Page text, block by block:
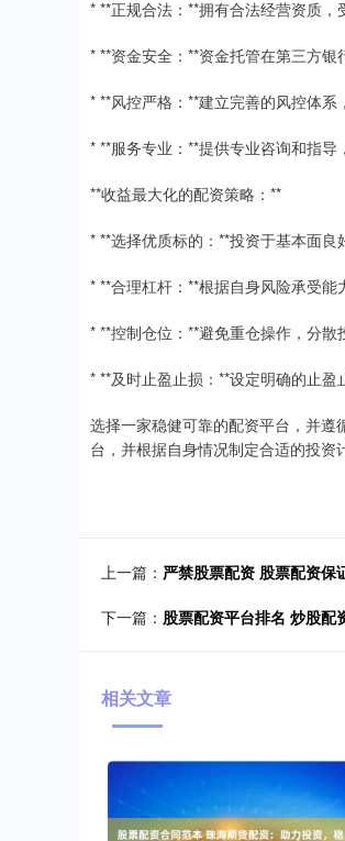
* **正规合法：**拥有合法经营资质，
* **资金安全：**资金托管在第三方银
* **风控严格：**建立完善的风控体系
* **服务专业：**提供专业咨询和指导
**收益最大化的配资策略：**
* **选择优质标的：**投资于基本面良
* **合理杠杆：**根据自身风险承受能
* **控制仓位：**避免重仓操作，分散
* **及时止盈止损：**设定明确的止盈
选择一家稳健可靠的配资平台，并
台，并根据自身情况制定合适的投资
上一篇： 严禁股票配资 股票配资保
下一篇： 股票配资平台排名 炒股配
相关文章